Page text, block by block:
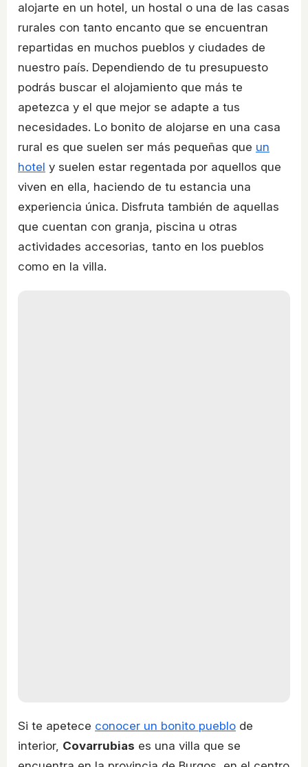
alojarte en un hotel, un hostal o una de las casas
rurales con tanto encanto que se encuentran
repartidas en muchos pueblos y ciudades de
nuestro país. Dependiendo de tu presupuesto
podrás buscar el alojamiento que más te
apetezca y el que mejor se adapte a tus
necesidades. Lo bonito de alojarse en una casa
rural es que suelen ser más pequeñas que un
hotel y suelen estar regentada por aquellos que
viven en ella, haciendo de tu estancia una
experiencia única. Disfruta también de aquellas
que cuentan con granja, piscina u otras
actividades accesorias, tanto en los pueblos
como en la villa.
Si te apetece conocer un bonito pueblo de
interior, Covarrubias es una villa que se